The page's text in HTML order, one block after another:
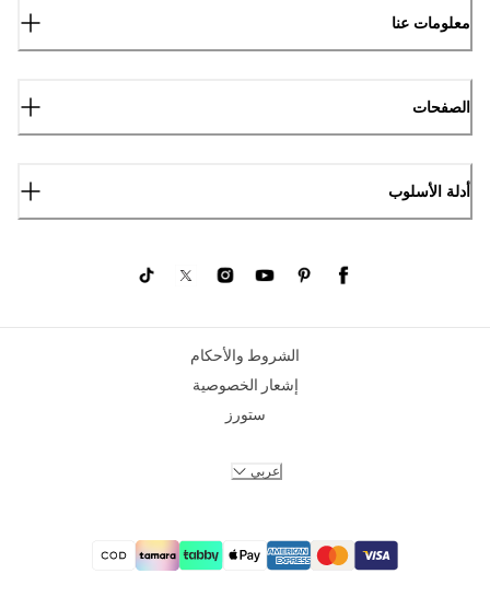
معلومات عنا
الصفحات
أدلة الأسلوب
الشروط والأحكام
إشعار الخصوصية
ستورز
عربي